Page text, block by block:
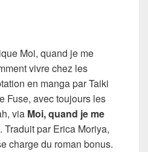
Moi, quand je me
vivre chez les
en manga par Taiki
Fuse, avec toujours les
via Moi, quand je me
. Traduit par Erica Moriya,
charge du roman bonus.